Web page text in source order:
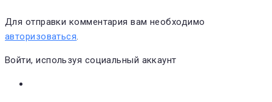
Для отправки комментария вам необходимо
авторизоваться.
Войти, используя социальный аккаунт